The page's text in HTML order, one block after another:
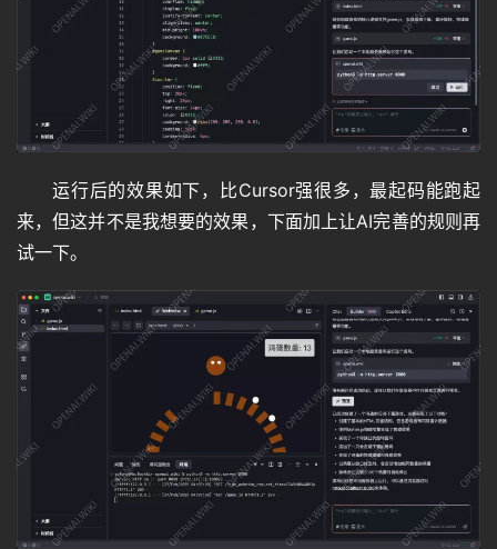
运行后的效果如下，比Cursor强很多，最起码能跑起
来，但这并不是我想要的效果，下面加上让AI完善的规则再
试一下。